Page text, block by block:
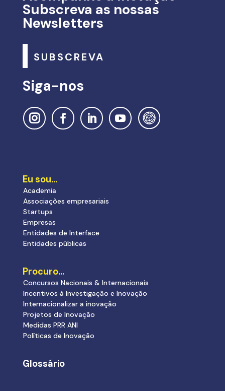
Subscreva as nossas
Newsletters
SUBSCREVA
Siga-nos
Eu sou…
Academia
Associações empresariais
Startups
Empresas
Entidades de Interface
Entidades públicas
Procuro…
Concursos Nacionais & Internacionais
Incentivos à Investigação e Inovação
Internacionalizar a inovação
Projetos de Inovação
Medidas PRR ANI
Políticas de Inovação
Glossário